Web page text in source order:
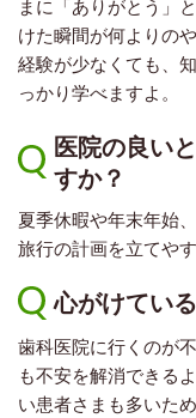
まに「ありがとう」
けた瞬間が何よりの
経験が少なくても、
っかり学べますよ。
医院の良い
すか？
夏季休暇や年末年始
旅行の計画を立てや
心がけてい
歯科医院に行くのが
も不安を解消できる
い患者さまも多いた